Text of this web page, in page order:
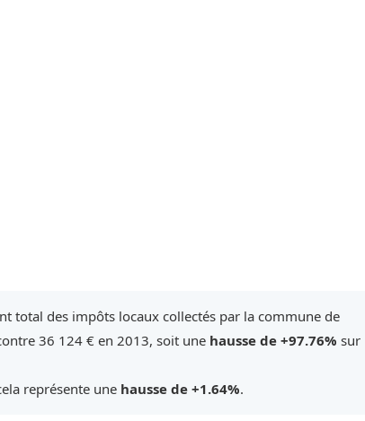
total des impôts locaux collectés par la commune de
36 124 € en 2013, soit une hausse de +97.76% sur
représente une hausse de +1.64%.